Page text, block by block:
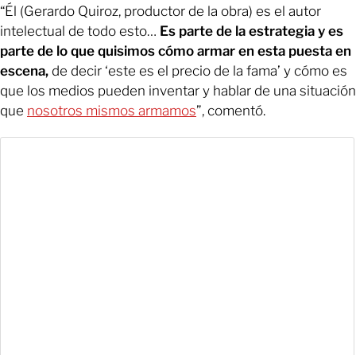
“Él (Gerardo Quiroz, productor de la obra) es el autor
intelectual de todo esto… Es parte de la estrategia y es
parte de lo que quisimos cómo armar en esta puesta en
escena, de decir ‘este es el precio de la fama’ y cómo es
que los medios pueden inventar y hablar de una situación
que nosotros mismos armamos”, comentó.